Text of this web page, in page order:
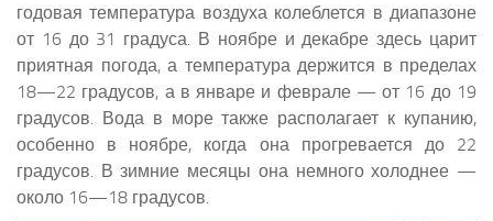
годовая температура воздуха колеблется в диапазоне
от 16 до 31 градуса. В ноябре и декабре здесь царит
приятная погода, а температура держится в пределах
18—22 градусов, а в январе и феврале — от 16 до 19
градусов. Вода в море также располагает к купанию,
особенно в ноябре, когда она прогревается до 22
градусов. В зимние месяцы она немного холоднее —
около 16—18 градусов.